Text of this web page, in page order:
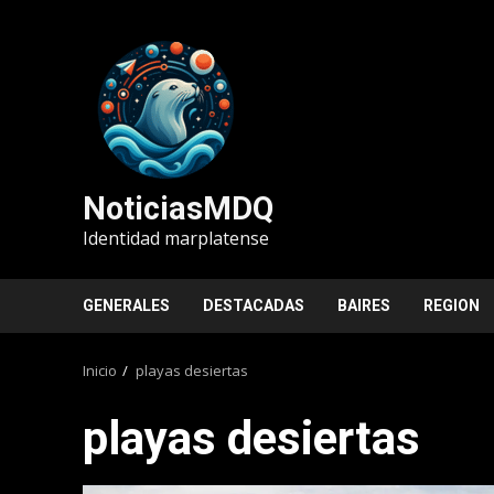
NoticiasMDQ
Identidad marplatense
GENERALES DESTACADAS BAIRES REGION
Inicio playas desiertas
playas desiertas